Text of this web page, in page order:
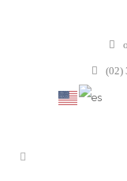
(02)